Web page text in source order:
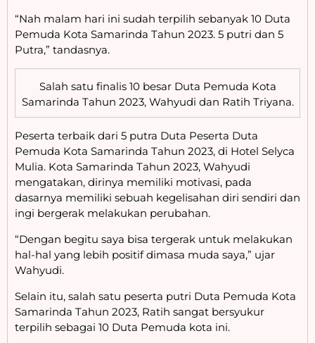
“Nah malam hari ini sudah terpilih sebanyak 10 Duta
Pemuda Kota Samarinda Tahun 2023. 5 putri dan 5
Putra,” tandasnya.
Salah satu finalis 10 besar Duta Pemuda Kota
Samarinda Tahun 2023, Wahyudi dan Ratih Triyana.
Peserta terbaik dari 5 putra Duta Peserta Duta
Pemuda Kota Samarinda Tahun 2023, di Hotel Selyca
Mulia. Kota Samarinda Tahun 2023, Wahyudi
mengatakan, dirinya memiliki motivasi, pada
dasarnya memiliki sebuah kegelisahan diri sendiri dan
ingi bergerak melakukan perubahan.
“Dengan begitu saya bisa tergerak untuk melakukan
hal-hal yang lebih positif dimasa muda saya,” ujar
Wahyudi.
Selain itu, salah satu peserta putri Duta Pemuda Kota
Samarinda Tahun 2023, Ratih sangat bersyukur
terpilih sebagai 10 Duta Pemuda kota ini.